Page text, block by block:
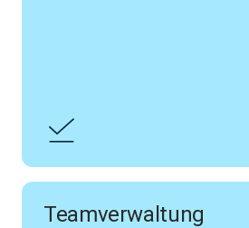
Teamverwaltung